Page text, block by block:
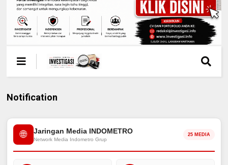
Notification
🌐 Jaringan Media INDOMETRO
Network Media Indometro Grup
25 MEDIA